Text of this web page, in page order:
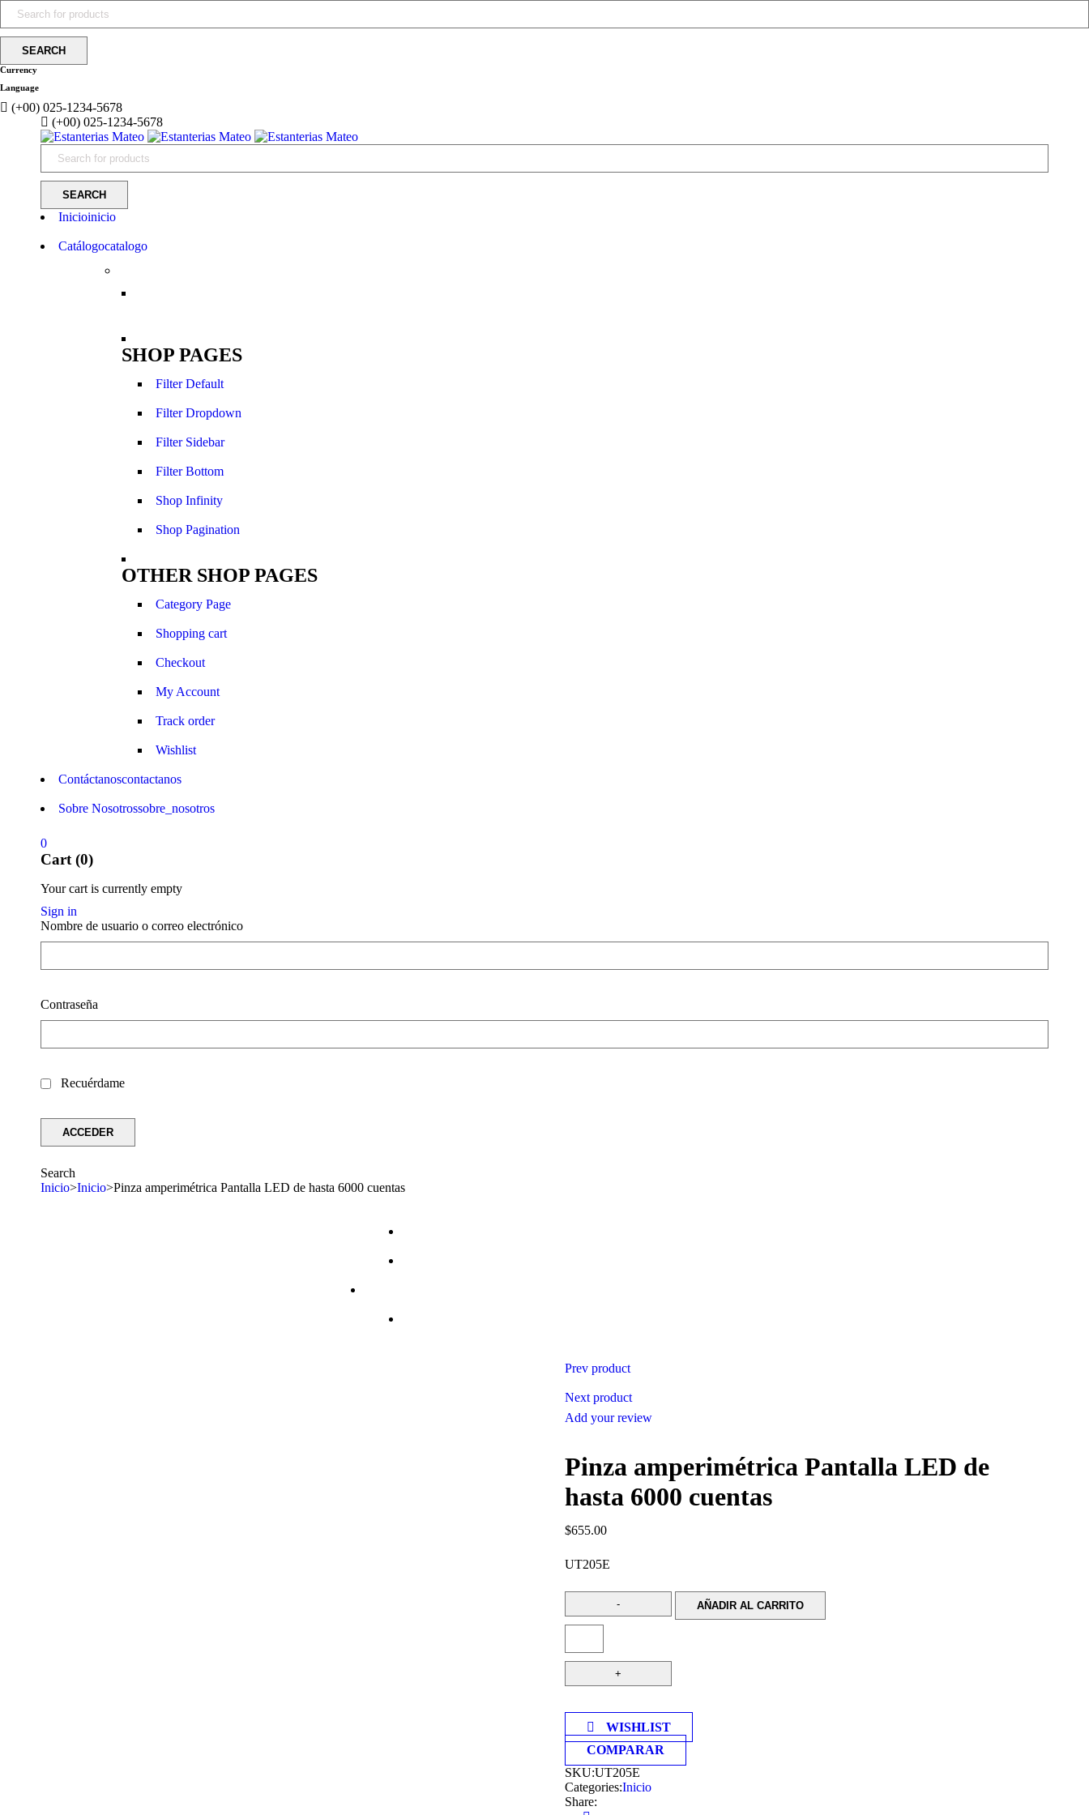
Currency
Language
(+00) 025-1234-5678
(+00) 025-1234-5678
Inicioinicio
Catálogocatalogo
SHOP PAGES
Filter Default
Filter Dropdown
Filter Sidebar
Filter Bottom
Shop Infinity
Shop Pagination
OTHER SHOP PAGES
Category Page
Shopping cart
Checkout
My Account
Track order
Wishlist
Contáctanoscontactanos
Sobre Nosotrossobre_nosotros
0
Cart (0)
Your cart is currently empty
Sign in
Nombre de usuario o correo electrónico
Contraseña
Recuérdame
Search
Inicio>Inicio>Pinza amperimétrica Pantalla LED de hasta 6000 cuentas
Prev product
Next product
Add your review
Pinza amperimétrica Pantalla LED de
hasta 6000 cuentas
$655.00
UT205E
AÑADIR AL CARRITO
WISHLIST
COMPARAR
SKU:UT205E
Categories:Inicio
Share: